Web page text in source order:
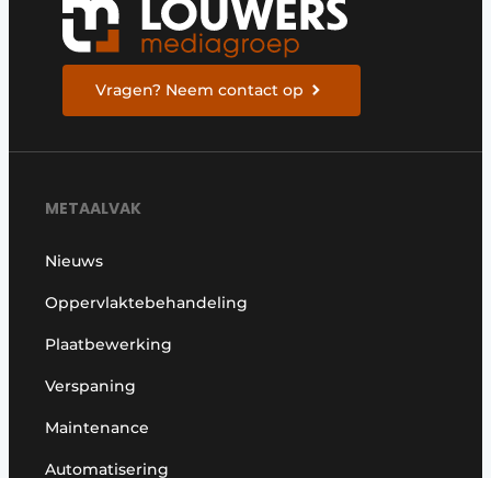
Vragen? Neem contact op
METAALVAK
Nieuws
Oppervlaktebehandeling
Plaatbewerking
Verspaning
Maintenance
Automatisering